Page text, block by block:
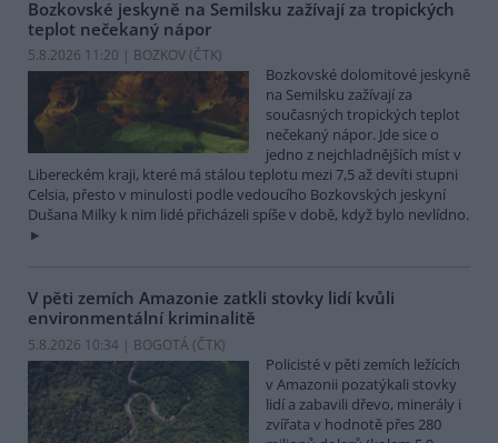
Bozkovské jeskyně na Semilsku zažívají za tropických
teplot nečekaný nápor
5.8.2026 11:20 | BOZKOV (ČTK)
Bozkovské dolomitové jeskyně
na Semilsku zažívají za
současných tropických teplot
nečekaný nápor. Jde sice o
jedno z nejchladnějších míst v
Libereckém kraji, které má stálou teplotu mezi 7,5 až devíti stupni
Celsia, přesto v minulosti podle vedoucího Bozkovských jeskyní
Dušana Milky k nim lidé přicházeli spíše v době, když bylo nevlídno.
V pěti zemích Amazonie zatkli stovky lidí kvůli
environmentální kriminalitě
5.8.2026 10:34 | BOGOTÁ (ČTK)
Policisté v pěti zemích ležících
v Amazonii pozatýkali stovky
lidí a zabavili dřevo, minerály i
zvířata v hodnotě přes 280